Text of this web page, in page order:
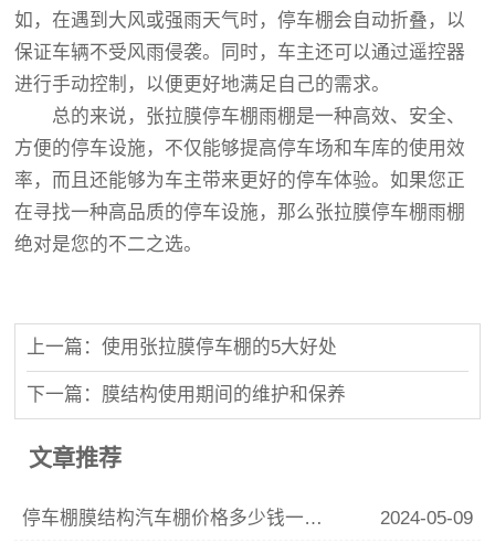
如，在遇到大风或强雨天气时，停车棚会自动折叠，以
保证车辆不受风雨侵袭。同时，车主还可以通过遥控器
进行手动控制，以便更好地满足自己的需求。
总的来说，张拉膜停车棚雨棚是一种高效、安全、
方便的停车设施，不仅能够提高停车场和车库的使用效
率，而且还能够为车主带来更好的停车体验。如果您正
在寻找一种高品质的停车设施，那么张拉膜停车棚雨棚
绝对是您的不二之选。
上一篇：使用张拉膜停车棚的5大好处
下一篇：膜结构使用期间的维护和保养
文章推荐
停车棚膜结构汽车棚价格多少钱一平方？张拉膜车棚多少钱一平方？ 2024-05-09